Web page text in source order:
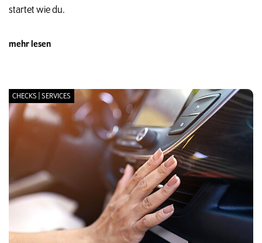
startet wie du.
mehr lesen
CHECKS | SERVICES